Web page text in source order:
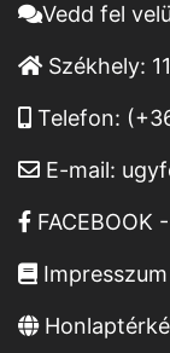
Vedd fel
Székhely:
Telefon:
E-mail:
FACEBOOK
Impresszum